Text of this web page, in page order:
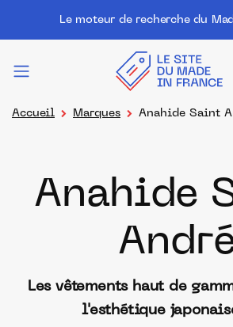
Le moteur de recherche du
Accueil Marques Anahide Saint
Anahide
Les vêtements haut de
l'esthétique